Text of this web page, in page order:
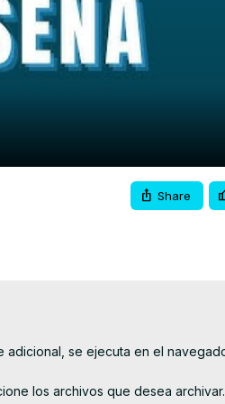
Share
se ejecuta en el
los archivos que desea archivar.